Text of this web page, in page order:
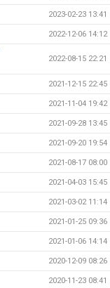
2023-02-23 13:41
2022-12-06 14:12
2022-08-15 22:21
2021-12-15 22:45
2021-11-04 19:42
2021-09-28 13:45
2021-09-20 19:54
2021-08-17 08:00
2021-04-03 15:45
2021-03-02 11:14
2021-01-25 09:36
2021-01-06 14:14
2020-12-09 08:26
2020-11-23 08:41